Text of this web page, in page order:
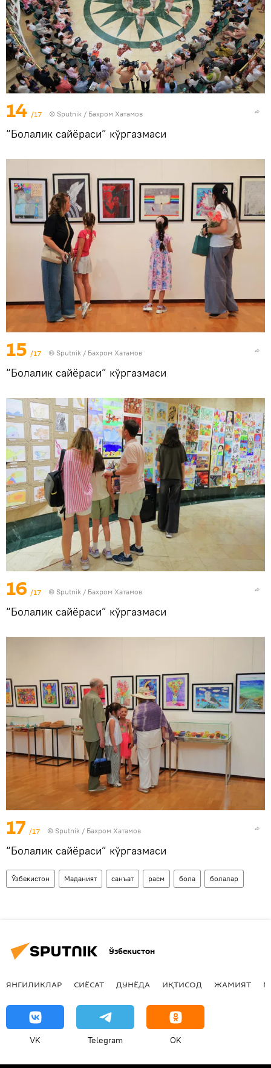
14 /17 © Sputnik / Бахром Хатамов
“Болалик сайёраси” кўргазмаси
15 /17 © Sputnik / Бахром Хатамов
“Болалик сайёраси” кўргазмаси
16 /17 © Sputnik / Бахром Хатамов
“Болалик сайёраси” кўргазмаси
17 /17 © Sputnik / Бахром Хатамов
“Болалик сайёраси” кўргазмаси
Ўзбекистон Маданият санъат расм бола болалар
Ўзбекистон
ЯНГИЛИКЛАР СИЁСАТ ДУНЁДА ИҚТИСОД ЖАМИЯТ
VK Telegram OK